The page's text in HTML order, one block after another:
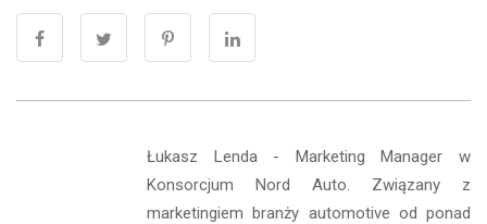
Łukasz Lenda - Marketing Manager w
Konsorcjum Nord Auto. Związany z
marketingiem branży automotive od ponad